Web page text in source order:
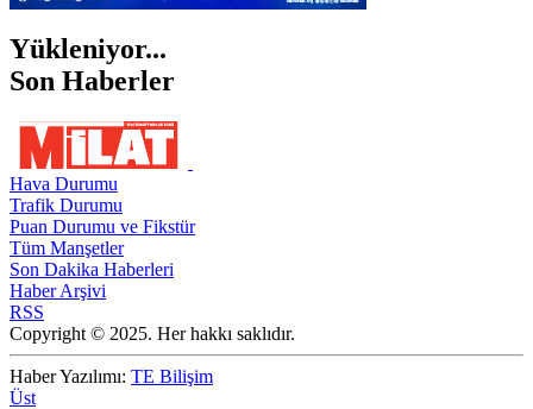
Yükleniyor...
Son Haberler
Hava Durumu
Trafik Durumu
Puan Durumu ve Fikstür
Tüm Manşetler
Son Dakika Haberleri
Haber Arşivi
RSS
Copyright © 2025. Her hakkı saklıdır.
Haber Yazılımı: TE Bilişim
Üst